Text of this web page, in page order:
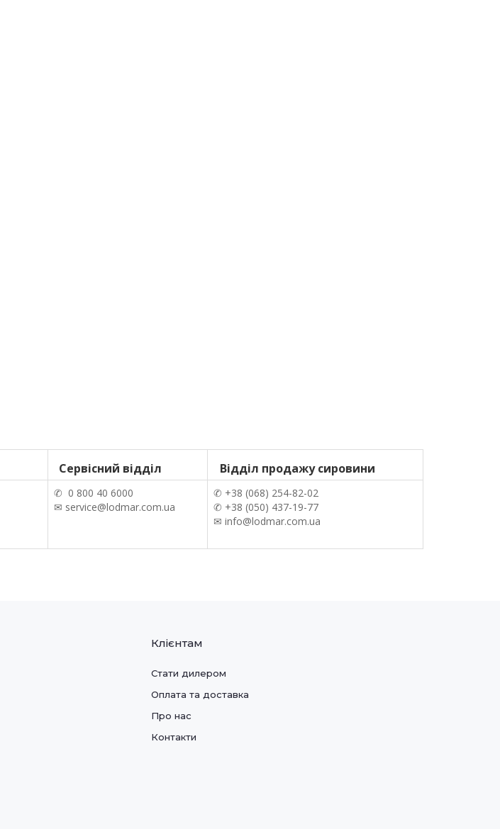
Сервісний відділ Відділ продажу сировини
✆ 0 800 40 6000
✉ service@lodmar.com.ua
✆ +38 (068) 254-82-02
✆ +38 (050) 437-19-77
✉ info@lodmar.com.ua
Клієнтам
Стати дилером
Оплата та доставка
Про нас
Контакти